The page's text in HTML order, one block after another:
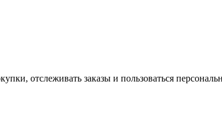
отслеживать заказы и пользоваться